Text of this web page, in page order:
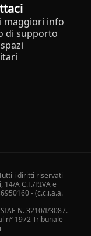
maggiori info
di supporto
i diritti riservati -
A C.F./P.IVA e
- (c.c.i.a.a.
N. 3210/I/3087.
n° 1972 Tribunale